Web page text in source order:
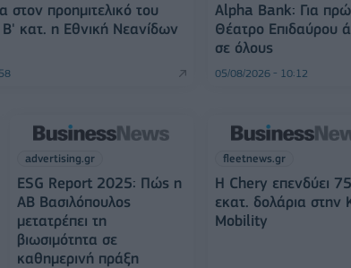
στον προημιτελικό του
κατ. η Εθνική Νεανίδων
Alpha Bank: Για
Θέατρο Επιδαύρου
σε όλους
05/08/2026 - 10:12
advertising.gr
ESG Report 2025: Πώς η
ΑΒ Βασιλόπουλος
μετατρέπει τη
βιωσιμότητα σε
καθημερινή πράξη
fleetnews.gr
Η Chery επενδύει 75
εκατ. δολάρια στην
Mobility